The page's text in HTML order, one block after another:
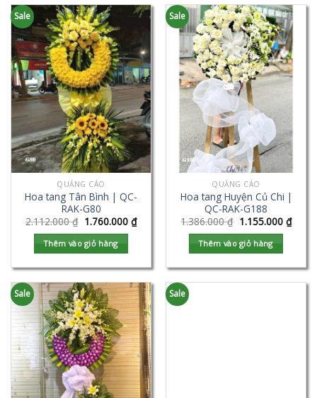
Sale
QUẢNG CÁO
Hoa tang Tân Bình | QC-
RAK-G80
2.112.000₫ 1.760.000 ₫
Thêm vào giỏ hàng
Sale
QUẢNG CÁO
Hoa tang Huyện Củ Chi |
QC-RAK-G188
1.386.000₫ 1.155.000 ₫
Thêm vào giỏ hàng
Sale Sale